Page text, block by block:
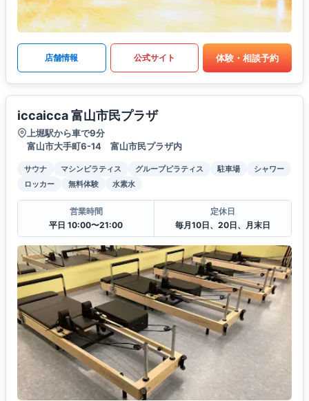
店舗情報 公式サイト 体験・相談予約
iccaicca 富山市民プラザ
上堀駅から車で9分
富山市大手町6-14 富山市民プラザ内
サウナ マシンピラティス グループピラティス 駐車場
シャワー
ロッカー
無料体験 水素水
営業時間
平日 10:00〜21:00
定休日
毎月10日、20日、月末日